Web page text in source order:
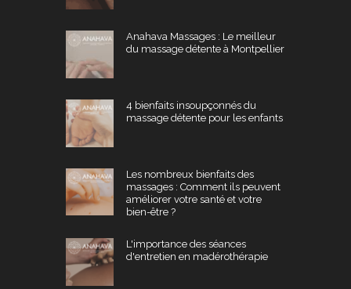
Anahava Massages : Le meilleur
du massage détente à Montpellier
4 bienfaits insoupçonnés du
massage détente pour les enfants
Les nombreux bienfaits des
massages : Comment ils peuvent
améliorer votre santé et votre
bien-être ?
L'importance des séances
d'entretien en madérothérapie